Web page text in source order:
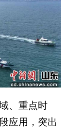
、重点时
应用，突出